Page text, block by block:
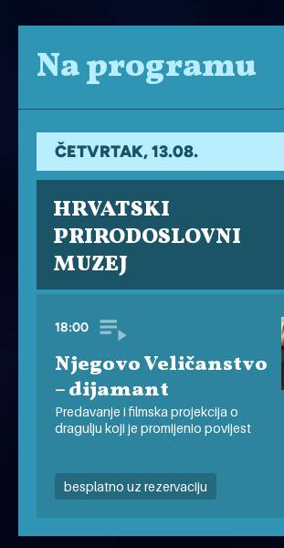
Na programu
ČETVRTAK, 13.08.
HRVATSKI
PRIRODOSLOVNI
MUZEJ
18:00
Njegovo Veličanstvo
– dijamant
Predavanje i filmska projekcija o
dragulju koji je promijenio povijest
besplatno uz rezervaciju